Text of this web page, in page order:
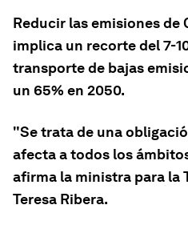
Reducir las emisiones de
implica un recorte del 7-
transporte de bajas
un 65% en 2050.
"Se trata de una
afecta a todos los
afirma la ministra para la
Teresa Ribera.